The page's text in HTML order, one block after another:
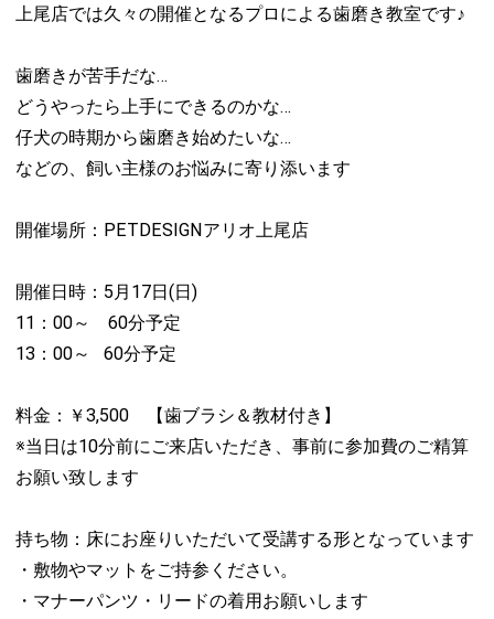
上尾店では久々の開催となるプロによる歯磨き教室です♪
歯磨きが苦手だな…
どうやったら上手にできるのかな…
仔犬の時期から歯磨き始めたいな…
などの、飼い主様のお悩みに寄り添います
開催場所：PETDESIGNアリオ上尾店
開催日時：5月17日(日)
11：00～ 60分予定
13：00～ 60分予定
料金：￥3,500 【歯ブラシ＆教材付き】
※当日は10分前にご来店いただき、事前に参加費のご精算
お願い致します
持ち物：床にお座りいただいて受講する形となっています
・敷物やマットをご持参ください。
・マナーパンツ・リードの着用お願いします